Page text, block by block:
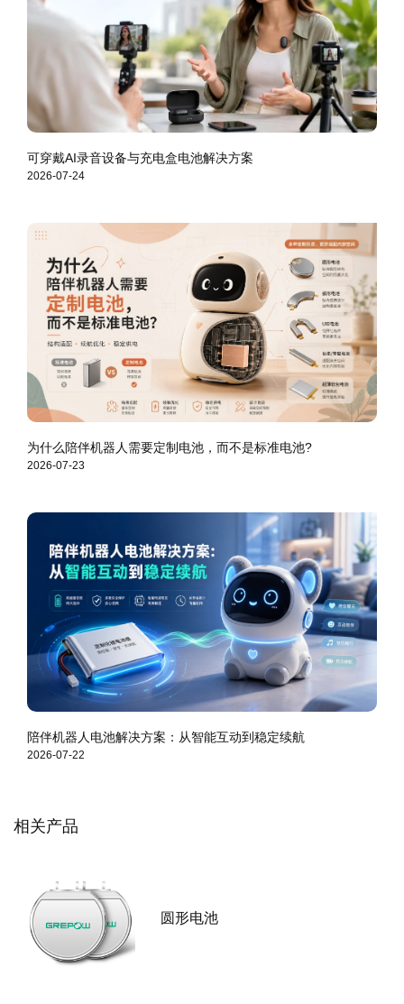
可穿戴AI录音设备与充电盒电池解决方案
2026-07-24
为什么陪伴机器人需要定制电池，而不是标准电池?
2026-07-23
陪伴机器人电池解决方案：从智能互动到稳定续航
2026-07-22
相关产品
圆形电池